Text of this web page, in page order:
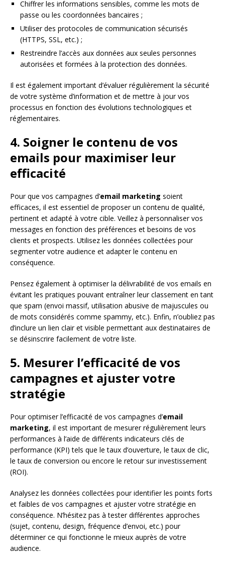
Chiffrer les informations sensibles, comme les mots de
passe ou les coordonnées bancaires ;
Utiliser des protocoles de communication sécurisés
(HTTPS, SSL, etc.) ;
Restreindre l’accès aux données aux seules personnes
autorisées et formées à la protection des données.
Il est également important d’évaluer régulièrement la sécurité
de votre système d’information et de mettre à jour vos
processus en fonction des évolutions technologiques et
réglementaires.
4. Soigner le contenu de vos
emails pour maximiser leur
efficacité
Pour que vos campagnes d’email marketing soient
efficaces, il est essentiel de proposer un contenu de qualité,
pertinent et adapté à votre cible. Veillez à personnaliser vos
messages en fonction des préférences et besoins de vos
clients et prospects. Utilisez les données collectées pour
segmenter votre audience et adapter le contenu en
conséquence.
Pensez également à optimiser la délivrabilité de vos emails en
évitant les pratiques pouvant entraîner leur classement en tant
que spam (envoi massif, utilisation abusive de majuscules ou
de mots considérés comme spammy, etc.). Enfin, n’oubliez pas
d’inclure un lien clair et visible permettant aux destinataires de
se désinscrire facilement de votre liste.
5. Mesurer l’efficacité de vos
campagnes et ajuster votre
stratégie
Pour optimiser l’efficacité de vos campagnes d’email
marketing, il est important de mesurer régulièrement leurs
performances à l’aide de différents indicateurs clés de
performance (KPI) tels que le taux d’ouverture, le taux de clic,
le taux de conversion ou encore le retour sur investissement
(ROI).
Analysez les données collectées pour identifier les points forts
et faibles de vos campagnes et ajuster votre stratégie en
conséquence. N’hésitez pas à tester différentes approches
(sujet, contenu, design, fréquence d’envoi, etc.) pour
déterminer ce qui fonctionne le mieux auprès de votre
audience.